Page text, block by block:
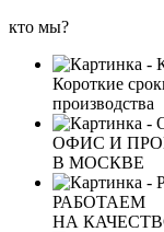
кто мы?
Короткие
производства
ОФИС И
В МОСКВЕ
РАБОТАЕМ
НА